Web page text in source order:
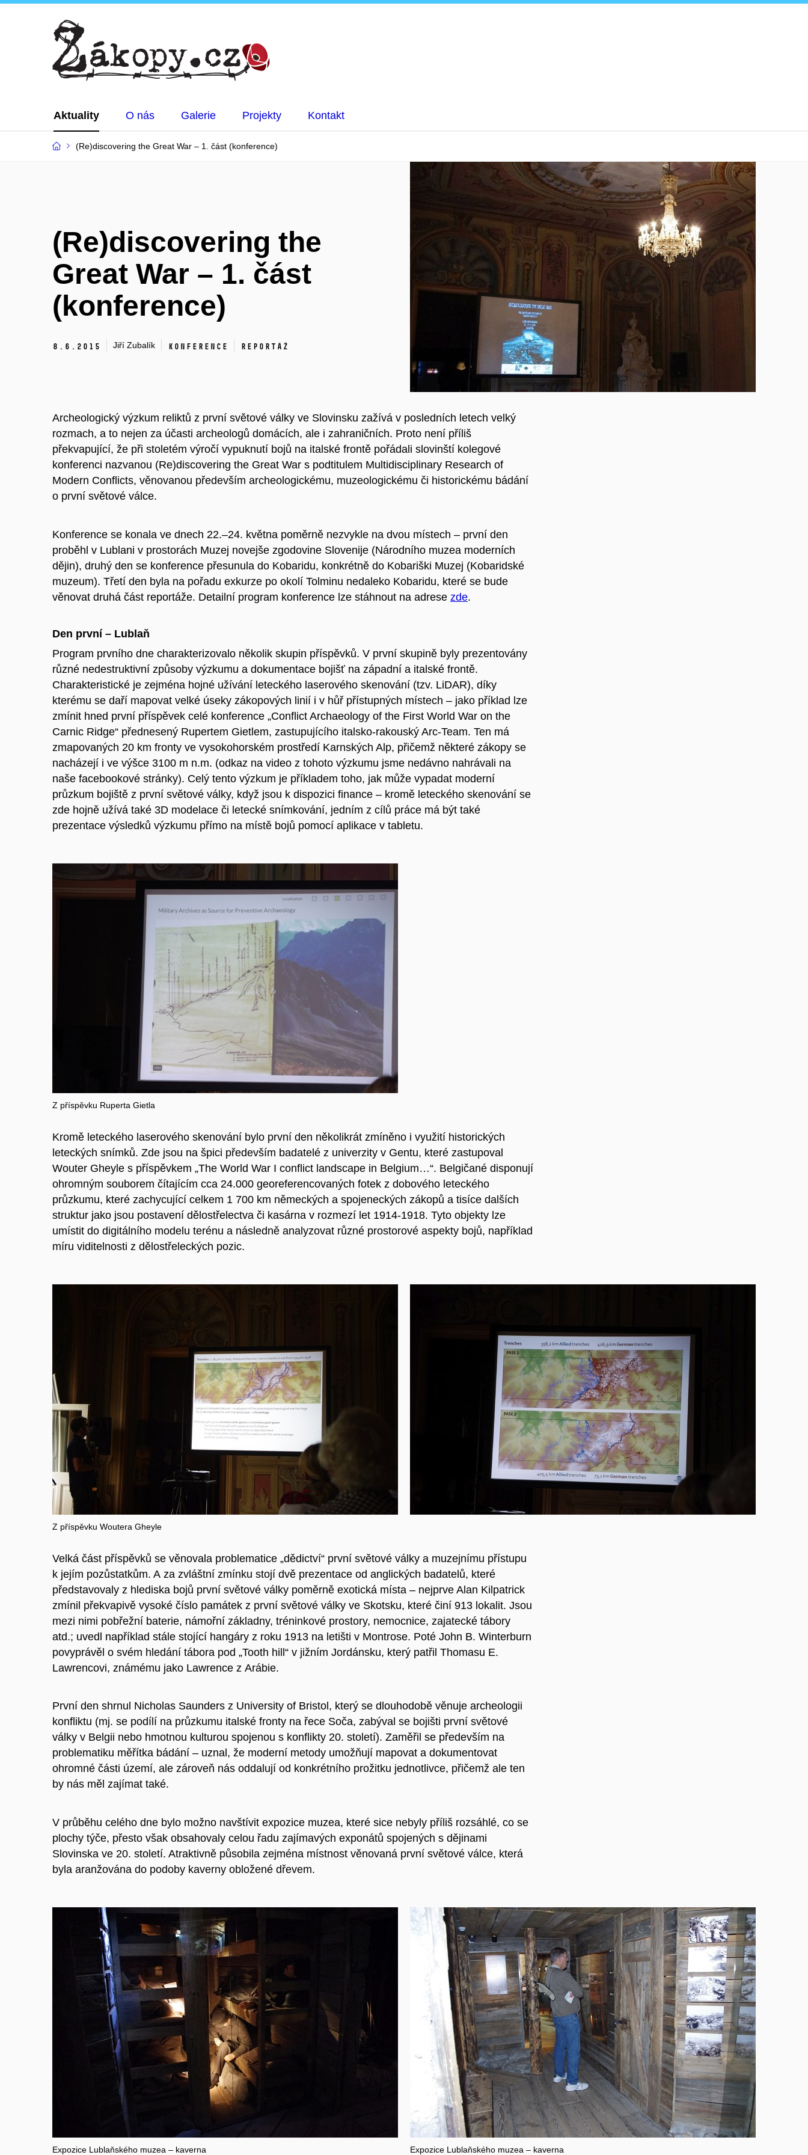
Aktuality O nás Galerie Projekty Kontakt
(Re)discovering the Great War – 1. část (konference)
(Re)discovering the
Great War – 1. část
(konference)
8. 6. 2015 Jiří Zubalík Konference Reportáž
Archeologický výzkum reliktů z první světové války ve Slovinsku zažívá v posledních letech velký
rozmach, a to nejen za účasti archeologů domácích, ale i zahraničních. Proto není příliš
překvapující, že při stoletém výročí vypuknutí bojů na italské frontě pořádali slovinští kolegové
konferenci nazvanou (Re)discovering the Great War s podtitulem Multidisciplinary Research of
Modern Conflicts, věnovanou především archeologickému, muzeologickému či historickému bádání
o první světové válce.
Konference se konala ve dnech 22.–24. května poměrně nezvykle na dvou místech – první den
proběhl v Lublani v prostorách Muzej novejše zgodovine Slovenije (Národního muzea moderních
dějin), druhý den se konference přesunula do Kobaridu, konkrétně do Kobariški Muzej (Kobaridské
muzeum). Třetí den byla na pořadu exkurze po okolí Tolminu nedaleko Kobaridu, které se bude
věnovat druhá část reportáže. Detailní program konference lze stáhnout na adrese zde.
Den první – Lublaň
Program prvního dne charakterizovalo několik skupin příspěvků. V první skupině byly prezentovány
různé nedestruktivní způsoby výzkumu a dokumentace bojišť na západní a italské frontě.
Charakteristické je zejména hojné užívání leteckého laserového skenování (tzv. LiDAR), díky
kterému se daří mapovat velké úseky zákopových linií i v hůř přístupných místech – jako příklad lze
zmínit hned první příspěvek celé konference „Conflict Archaeology of the First World War on the
Carnic Ridge“ přednesený Rupertem Gietlem, zastupujícího italsko-rakouský Arc-Team. Ten má
zmapovaných 20 km fronty ve vysokohorském prostředí Karnských Alp, přičemž některé zákopy se
nacházejí i ve výšce 3100 m n.m. (odkaz na video z tohoto výzkumu jsme nedávno nahrávali na
naše facebookové stránky). Celý tento výzkum je příkladem toho, jak může vypadat moderní
průzkum bojiště z první světové války, když jsou k dispozici finance – kromě leteckého skenování se
zde hojně užívá také 3D modelace či letecké snímkování, jedním z cílů práce má být také
prezentace výsledků výzkumu přímo na místě bojů pomocí aplikace v tabletu.
Z příspěvku Ruperta Gietla
Kromě leteckého laserového skenování bylo první den několikrát zmíněno i využití historických
leteckých snímků. Zde jsou na špici především badatelé z univerzity v Gentu, které zastupoval
Wouter Gheyle s příspěvkem „The World War I conflict landscape in Belgium…“. Belgičané disponují
ohromným souborem čítajícím cca 24.000 georeferencovaných fotek z dobového leteckého
průzkumu, které zachycující celkem 1 700 km německých a spojeneckých zákopů a tisíce dalších
struktur jako jsou postavení dělostřelectva či kasárna v rozmezí let 1914-1918. Tyto objekty lze
umístit do digitálního modelu terénu a následně analyzovat různé prostorové aspekty bojů, například
míru viditelnosti z dělostřeleckých pozic.
Z příspěvku Woutera Gheyle
Velká část příspěvků se věnovala problematice „dědictví“ první světové války a muzejnímu přístupu
k jejím pozůstatkům. A za zvláštní zmínku stojí dvě prezentace od anglických badatelů, které
představovaly z hlediska bojů první světové války poměrně exotická místa – nejprve Alan Kilpatrick
zmínil překvapivě vysoké číslo památek z první světové války ve Skotsku, které činí 913 lokalit. Jsou
mezi nimi pobřežní baterie, námořní základny, tréninkové prostory, nemocnice, zajatecké tábory
atd.; uvedl například stále stojící hangáry z roku 1913 na letišti v Montrose. Poté John B. Winterburn
povyprávěl o svém hledání tábora pod „Tooth hill“ v jižním Jordánsku, který patřil Thomasu E.
Lawrencovi, známému jako Lawrence z Arábie.
První den shrnul Nicholas Saunders z University of Bristol, který se dlouhodobě věnuje archeologii
konfliktu (mj. se podílí na průzkumu italské fronty na řece Soča, zabýval se bojišti první světové
války v Belgii nebo hmotnou kulturou spojenou s konflikty 20. století). Zaměřil se především na
problematiku měřítka bádání – uznal, že moderní metody umožňují mapovat a dokumentovat
ohromné části území, ale zároveň nás oddalují od konkrétního prožitku jednotlivce, přičemž ale ten
by nás měl zajímat také.
V průběhu celého dne bylo možno navštívit expozice muzea, které sice nebyly příliš rozsáhlé, co se
plochy týče, přesto však obsahovaly celou řadu zajímavých exponátů spojených s dějinami
Slovinska ve 20. století. Atraktivně působila zejména místnost věnovaná první světové válce, která
byla aranžována do podoby kaverny obložené dřevem.
Expozice Lublaňského muzea – kaverna Expozice Lublaňského muzea – kaverna